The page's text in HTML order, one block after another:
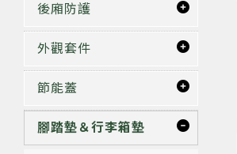
後廂防護
外觀套件
節能蓋
腳踏墊＆行李箱墊